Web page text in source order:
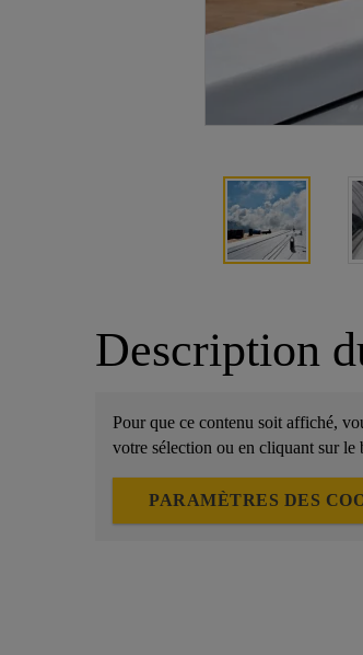
Description
Pour que ce contenu soit affiché,
votre sélection ou en cliquant sur
PARAMÈTRES DES